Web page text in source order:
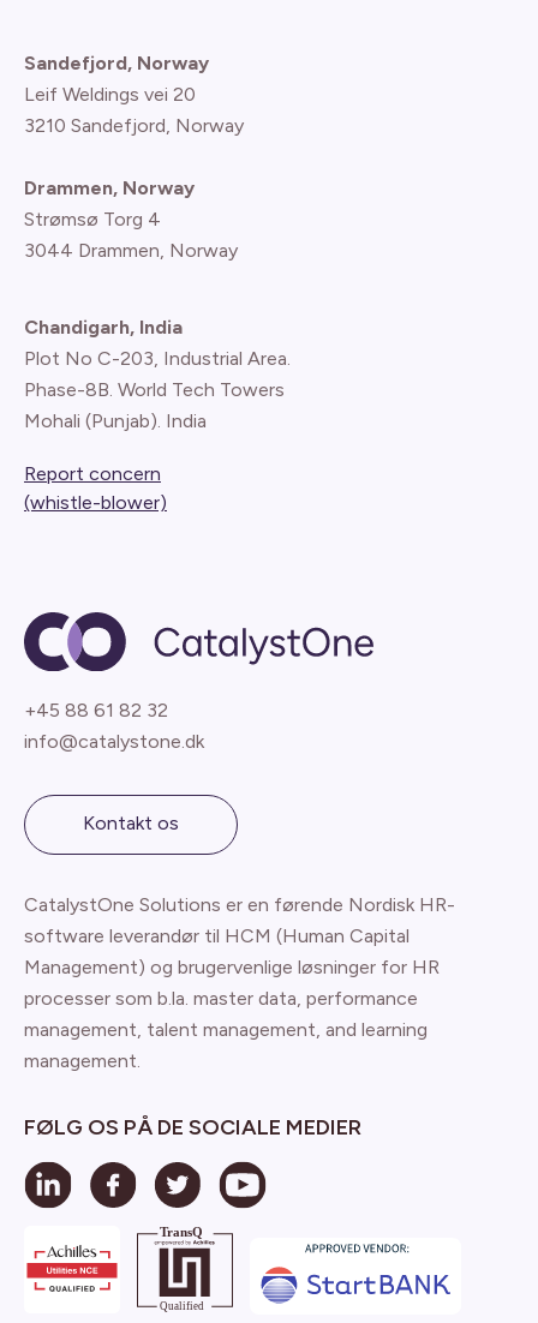
Sandefjord, Norway
Leif Weldings vei 20
3210 Sandefjord, Norway
Drammen, Norway
Strømsø Torg 4
3044 Drammen, Norway
Chandigarh, India
Plot No C-203, Industrial Area.
Phase-8B. World Tech Towers
Mohali (Punjab). India
Report concern
(whistle-blower)
+45 88 61 82 32
info@catalystone.dk
Kontakt os
CatalystOne Solutions er en førende Nordisk HR-
software leverandør til HCM (Human Capital
Management) og brugervenlige løsninger for HR
processer som b.la. master data, performance
management, talent management, and learning
management.
FØLG OS PÅ DE SOCIALE MEDIER